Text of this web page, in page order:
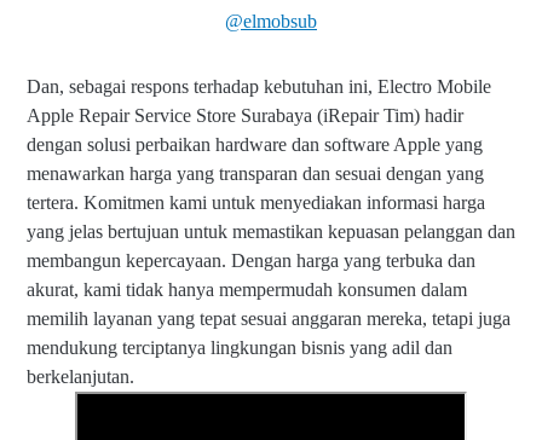
@elmobsub
Dan, sebagai respons terhadap kebutuhan ini, Electro Mobile
Apple Repair Service Store Surabaya (iRepair Tim) hadir
dengan solusi perbaikan hardware dan software Apple yang
menawarkan harga yang transparan dan sesuai dengan yang
tertera. Komitmen kami untuk menyediakan informasi harga
yang jelas bertujuan untuk memastikan kepuasan pelanggan dan
membangun kepercayaan. Dengan harga yang terbuka dan
akurat, kami tidak hanya mempermudah konsumen dalam
memilih layanan yang tepat sesuai anggaran mereka, tetapi juga
mendukung terciptanya lingkungan bisnis yang adil dan
berkelanjutan.